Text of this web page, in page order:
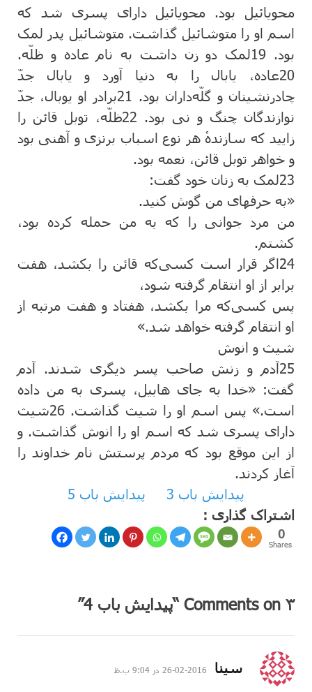
محویائیل ‌بود. محویائیل‌ دارای پسری شد كه‌
اسم‌ او را متوشائیل‌ گذاشت‌. متوشائیل ‌پدر لمک
بود. 19لمک‌ دو زن‌ داشت‌ به‌ نام‌ عاده‌ و ظلّه‌.
20عاده‌، یابال‌ را به دنیا آورد و یابال ‌جدّ
چادرنشینان ‌و گلّه‌داران‌ بود. 21برادر او یوبال‌، جدّ
نوازندگان‌ چنگ ‌و نی بود. 22ظلّه‌، توبل‌ قائن‌ را
زایید كه‌ سازندهٔ هر نوع‌ اسباب‌ برنزی و آهنی بود
و خواهر توبل‌ قائن‌، نعمه ‌بود.
23لمک‌ به‌ زنان‌ خود گفت‌:
«به‌ حرفهای من‌ گوش ‌كنید.
من‌ مرد جوانی را كه ‌به ‌من‌ حمله‌ كرده‌ بود،
كشتم‌.
24اگر قرار است‌ کسی‌که‌ قائن‌ را بكشد، هفت‌
برابر از او انتقام‌ گرفته ‌شود،
پس ‌کسی‌‌که ‌مرا بكشد، هفتاد و هفت ‌مرتبه‌ از
او انتقام‌ گرفته ‌خواهد شد.»
شیث‌ و انوش‌
25آدم و زنش‌ صاحب‌ پسر دیگری شدند. آدم‌
گفت‌: «خدا به‌ جای هابیل‌، پسری به‌ من‌ داده‌
است‌.» پس‌ اسم ‌او را شیث‌ گذاشت‌. 26شیث‌
دارای پسری شد كه‌ اسم‌ او را انوش ‌گذاشت‌. و
از این‌ موقع‌ بود كه‌ مردم‌ پرستش ‌نام ‌خداوند را
آغاز كردند.
پیدایش باب 3
پیدایش باب 5
اشتراک گذاری :
0
Shares
۳ Comments on “پیدایش باب 4”
سینا گفت:
2016-02-26 در 9:04 ب.ظ